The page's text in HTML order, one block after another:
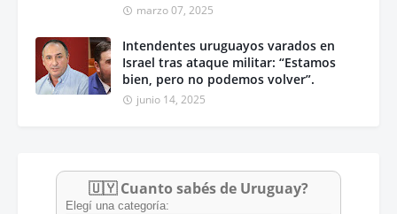
marzo 07, 2025
Intendentes uruguayos varados en
Israel tras ataque militar: “Estamos
bien, pero no podemos volver”.
junio 14, 2025
🇺🇾 Cuanto sabés de Uruguay?
Elegí una categoría: